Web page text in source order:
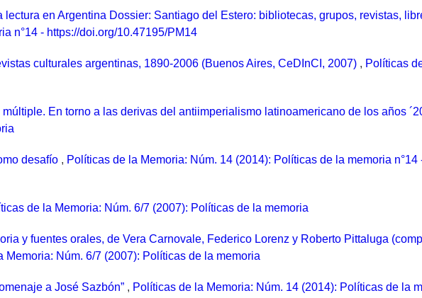
lectura en Argentina Dossier: Santiago del Estero: bibliotecas, grupos, revistas,
n°14 - https://doi.org/10.47195/PM14
culturales argentinas, 1890-2006 (Buenos Aires, CeDInCI, 2007) , Políticas
En torno a las derivas del antiimperialismo latinoamericano de los años
desafío , Políticas de la Memoria: Núm. 14 (2014): Políticas de la memoria n°14
de la Memoria: Núm. 6/7 (2007): Políticas de la memoria
y fuentes orales, de Vera Carnovale, Federico Lorenz y Roberto Pittaluga
Memoria: Núm. 6/7 (2007): Políticas de la memoria
a José Sazbón” , Políticas de la Memoria: Núm. 14 (2014): Políticas de la